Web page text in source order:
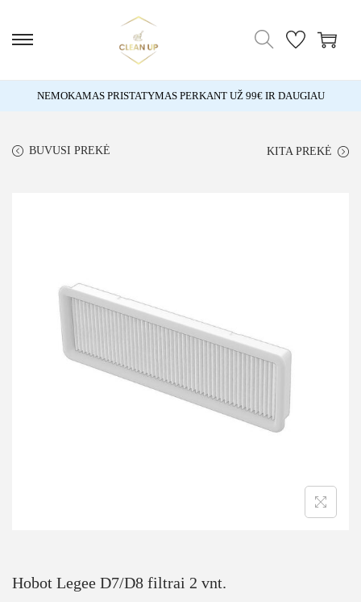
NEMOKAMAS PRISTATYMAS PERKANT UŽ 99€ IR DAUGIAU
BUVUSI PREKĖ KITA PREKĖ
Hobot Legee D7/D8 filtrai 2 vnt.